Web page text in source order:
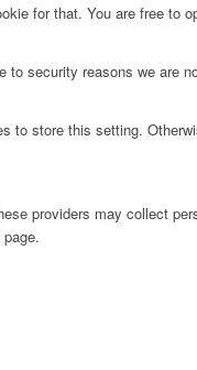
for that. You are free
security reasons we are
store this setting.
providers may collect